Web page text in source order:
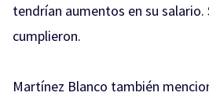
tendrían aumentos en su salario.
cumplieron.
Martínez Blanco también